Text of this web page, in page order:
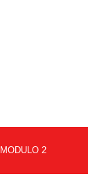
MODULO 2